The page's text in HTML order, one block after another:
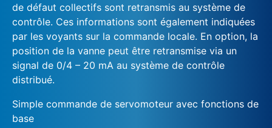
de défaut collectifs sont retransmis au système de
contrôle. Ces informations sont également indiquées
par les voyants sur la commande locale. En option, la
position de la vanne peut être retransmise via un
signal de 0/4 – 20 mA au système de contrôle
distribué.
Simple commande de servomoteur avec fonctions de
base